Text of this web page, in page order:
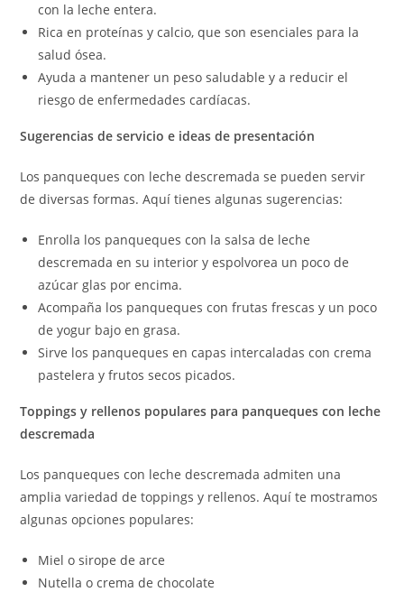
con la leche entera.
Rica en proteínas y calcio, que son esenciales para la
salud ósea.
Ayuda a mantener un peso saludable y a reducir el
riesgo de enfermedades cardíacas.
Sugerencias de servicio e ideas de presentación
Los panqueques con leche descremada se pueden servir
de diversas formas. Aquí tienes algunas sugerencias:
Enrolla los panqueques con la salsa de leche
descremada en su interior y espolvorea un poco de
azúcar glas por encima.
Acompaña los panqueques con frutas frescas y un poco
de yogur bajo en grasa.
Sirve los panqueques en capas intercaladas con crema
pastelera y frutos secos picados.
Toppings y rellenos populares para panqueques con leche
descremada
Los panqueques con leche descremada admiten una
amplia variedad de toppings y rellenos. Aquí te mostramos
algunas opciones populares:
Miel o sirope de arce
Nutella o crema de chocolate